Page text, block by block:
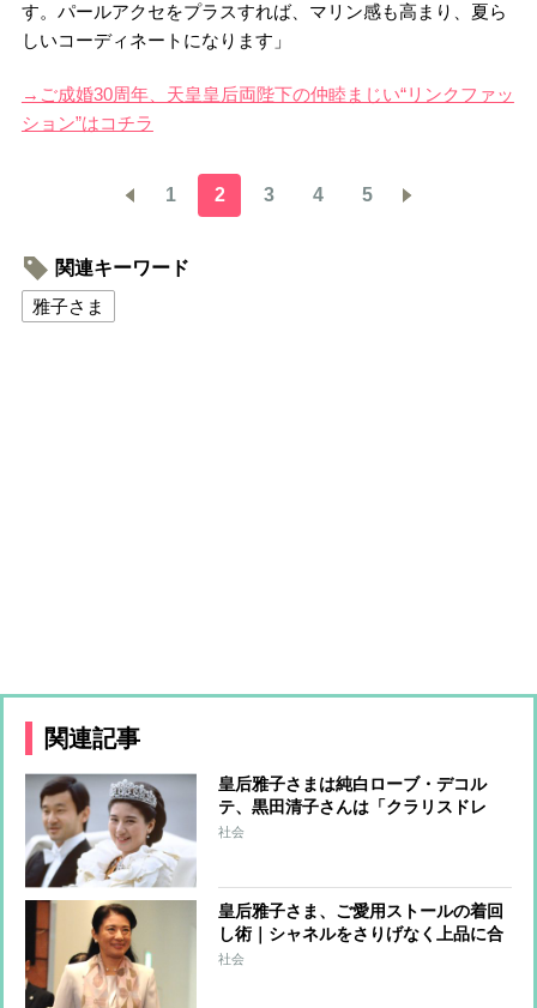
す。パールアクセをプラスすれば、マリン感も高まり、夏ら
しいコーディネートになります」
→ご成婚30周年、天皇皇后両陛下の仲睦まじい“リンクファッ
ション”はコチラ
1 2 3 4 5
関連キーワード
雅子さま
関連記事
皇后雅子さまは純白ローブ・デコル
テ、黒田清子さんは「クラリスドレ
ス」と話題に 女性皇族の華麗な
社会
皇后雅子さま、ご愛用ストールの着回
し術｜シャネルをさりげなく上品に合
わせるコーデ
社会